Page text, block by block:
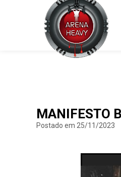
MANIFESTO
Postado em 25/11/2023